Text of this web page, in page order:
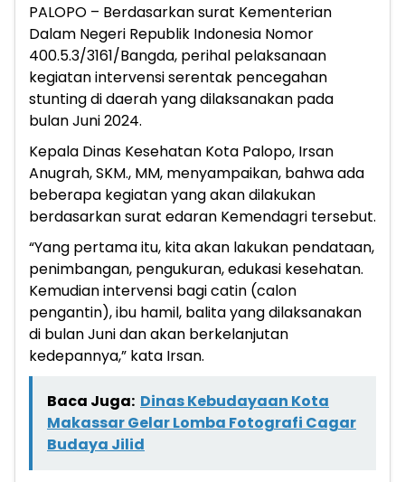
PALOPO – Berdasarkan surat Kementerian
Dalam Negeri Republik Indonesia Nomor
400.5.3/3161/Bangda, perihal pelaksanaan
kegiatan intervensi serentak pencegahan
stunting di daerah yang dilaksanakan pada
bulan Juni 2024.
Kepala Dinas Kesehatan Kota Palopo, Irsan
Anugrah, SKM., MM, menyampaikan, bahwa ada
beberapa kegiatan yang akan dilakukan
berdasarkan surat edaran Kemendagri tersebut.
“Yang pertama itu, kita akan lakukan pendataan,
penimbangan, pengukuran, edukasi kesehatan.
Kemudian intervensi bagi catin (calon
pengantin), ibu hamil, balita yang dilaksanakan
di bulan Juni dan akan berkelanjutan
kedepannya,” kata Irsan.
Baca Juga: Dinas Kebudayaan Kota
Makassar Gelar Lomba Fotografi Cagar
Budaya Jilid